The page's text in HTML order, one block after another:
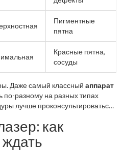
Пигментные
пятна
Красные пятна,
сосуды
Даже самый классный аппарат
по-разному на разных типах
лучше проконсультироваться
подходящее решение.
как
ждать